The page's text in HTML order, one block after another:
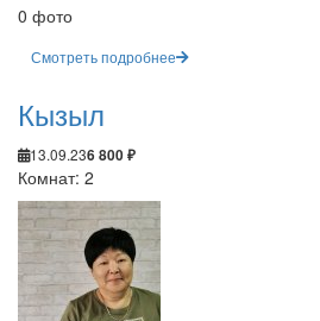
0 фото
Смотреть подробнее
Кызыл
13.09.236 800 ₽
Комнат: 2